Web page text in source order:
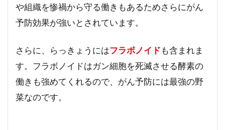
や組織を惨禍から守る働きもあるためさらにがん
予防効果が強いとされています。
さらに、らっきょうにはフラボノイドも含まれま
す。フラボノイドはガン細胞を死滅させる酵素の
働きも強めてくれるので、がん予防には最強の野
菜なのです。